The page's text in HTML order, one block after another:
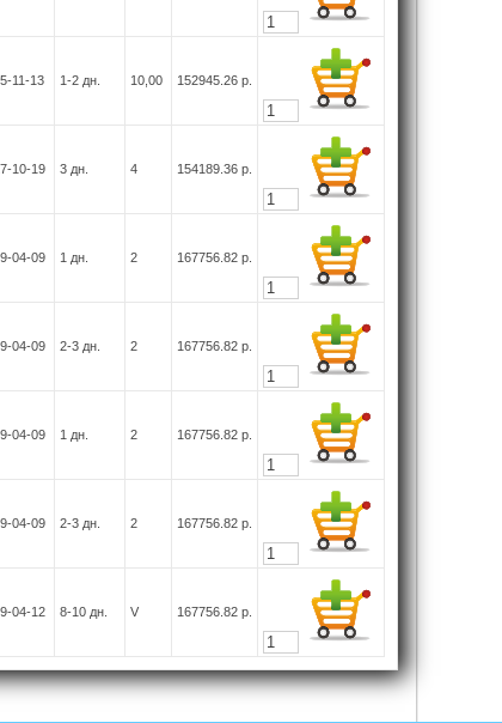
11-13 1-2 дн. 10,00 152945.26 р.
10-19 3 дн. 4 154189.36 р.
04-09 1 дн. 2 167756.82 р.
04-09 2-3 дн. 2 167756.82 р.
04-09 1 дн. 2 167756.82 р.
04-09 2-3 дн. 2 167756.82 р.
04-12 8-10 дн. V 167756.82 р.